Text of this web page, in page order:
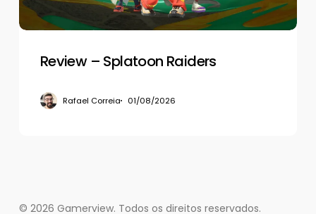
Review – Splatoon Raiders
Rafael Correia 01/08/2026
© 2026 Gamerview. Todos os direitos reservados.